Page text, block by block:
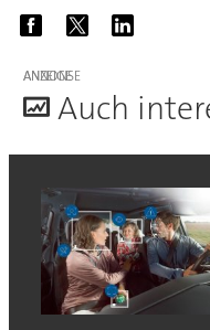
ANZEIGE
Auch